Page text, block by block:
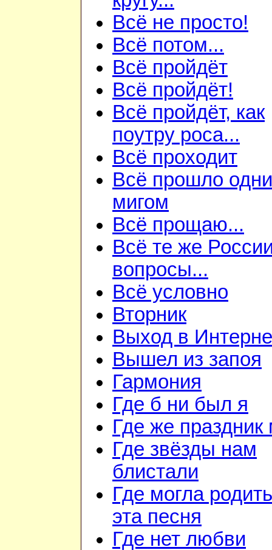
Всё не просто!
Всё потом...
Всё пройдёт
Всё пройдёт!
Всё пройдёт, как
поутру роса...
Всё проходит
Всё прошло
мигом
Всё прощаю...
Всё те же
вопросы...
Всё условно
Вторник
Выход в
Вышел из запоя
Гармония
Где б ни был я
Где же праздник
Где звёзды нам
блистали
Где могла
эта песня
Где нет любви